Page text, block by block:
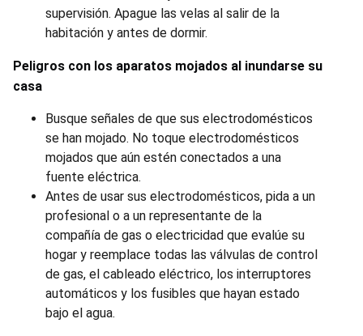
supervisión. Apague las velas al salir de la
habitación y antes de dormir.
Peligros con los aparatos mojados al inundarse su
casa
Busque señales de que sus electrodomésticos
se han mojado. No toque electrodomésticos
mojados que aún estén conectados a una
fuente eléctrica.
Antes de usar sus electrodomésticos, pida a un
profesional o a un representante de la
compañía de gas o electricidad que evalúe su
hogar y reemplace todas las válvulas de control
de gas, el cableado eléctrico, los interruptores
automáticos y los fusibles que hayan estado
bajo el agua.